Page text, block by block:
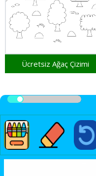
Ücretsiz Ağaç Çizimi